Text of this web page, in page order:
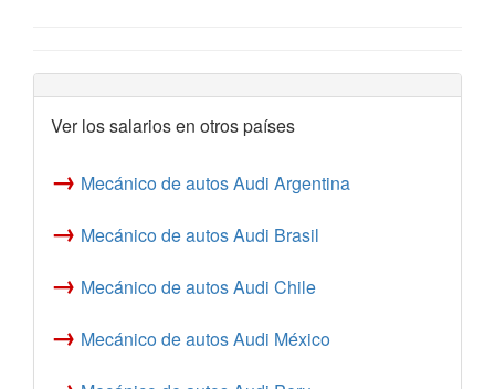
Ver los salarios en otros países
→ Mecánico de autos Audi Argentina
→ Mecánico de autos Audi Brasil
→ Mecánico de autos Audi Chile
→ Mecánico de autos Audi México